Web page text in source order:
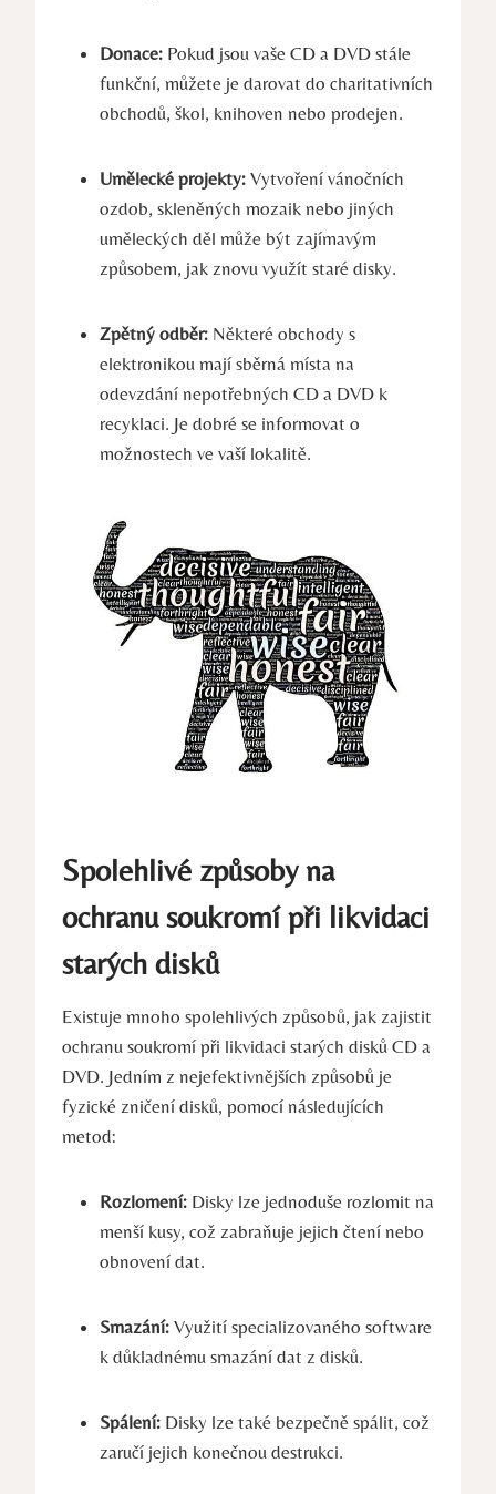
Donace: Pokud jsou vaše CD a DVD stále
funkční, můžete je darovat do charitativních
obchodů, škol, knihoven nebo prodejen.
Umělecké projekty: Vytvoření vánočních
ozdob, skleněných mozaik nebo jiných
uměleckých děl může být zajímavým
způsobem, jak znovu využít staré disky.
Zpětný odběr: Některé obchody s
elektronikou mají sběrná místa na
odevzdání nepotřebných CD a DVD k
recyklaci. Je dobré se informovat o
možnostech ve vaší lokalitě.
Spolehlivé způsoby na
ochranu soukromí při likvidaci
starých disků
Existuje mnoho spolehlivých způsobů, jak zajistit
ochranu soukromí při likvidaci starých disků CD a
DVD. Jedním z nejefektivnějších způsobů je
fyzické zničení disků, pomocí následujících
metod:
Rozlomení: Disky lze jednoduše rozlomit na
menší kusy, což zabraňuje jejich čtení nebo
obnovení dat.
Smazání: Využití specializovaného software
k důkladnému smazání dat z disků.
Spálení: Disky lze také bezpečně spálit, což
zaručí jejich konečnou destrukci.